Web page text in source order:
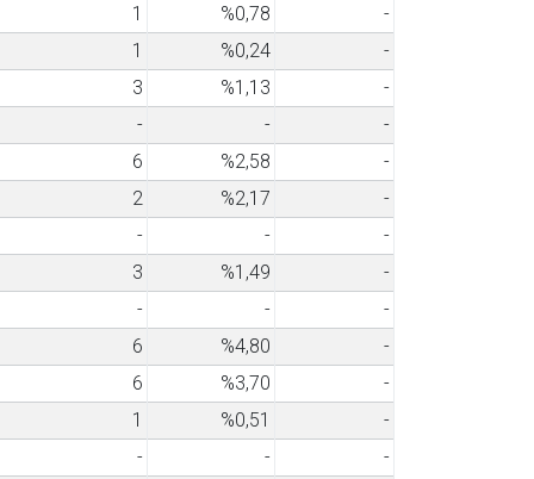
1 %0,78
-
1 %0,24
-
3 %1,13
-
- -
-
6 %2,58
-
2 %2,17
-
- -
-
3 %1,49
-
- -
-
6 %4,80
-
6 %3,70
-
1 %0,51
-
- -
-